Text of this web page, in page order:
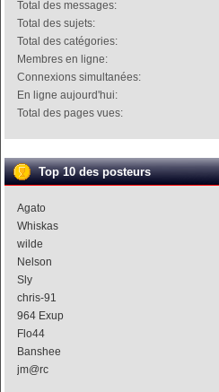
Total des messages:
Total des sujets:
Total des catégories:
Membres en ligne:
Connexions simultanées:
En ligne aujourd'hui:
Total des pages vues:
Top 10 des posteurs
Agato
Whiskas
wilde
Nelson
Sly
chris-91
964 Exup
Flo44
Banshee
jm@rc